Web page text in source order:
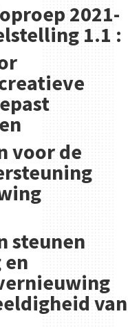
2021-
1.1 :
voor de
steunen
van